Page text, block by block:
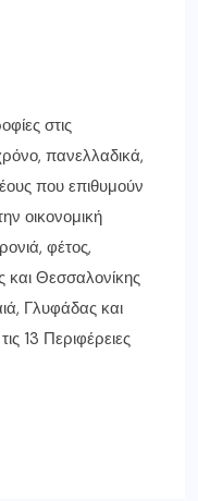
στις
πανελλαδικά,
που επιθυμούν
οικονομική
φέτος,
Θεσσαλονίκης
Γλυφάδας και
13 Περιφέρειες